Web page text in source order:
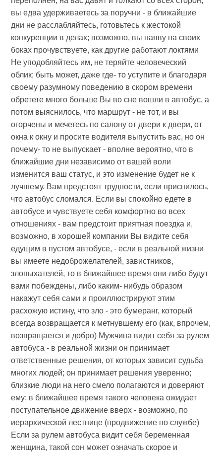
вы едва удерживаетесь за поручни - в ближайшие
дни не расслабляйтесь, готовьтесь к жестокой
конкуренции в делах; возможно, вы наяву на своих
боках прочувствуете, как другие работают локтями
Не уподобляйтесь им, не теряйте человеческий
облик; быть может, даже где- то уступите и благодаря
своему разумному поведению в скором времени
обретете много больше Вы во сне вошли в автобус, а
потом выяснилось, что маршрут - не тот, и вы
огорчены и мечетесь по салону от двери к двери, от
окна к окну и просите водителя выпустить вас, но он
почему- то не выпускает - вполне вероятно, что в
ближайшие дни независимо от вашей воли
изменится ваш статус, и это изменение будет не к
лучшему. Вам предстоят трудности, если приснилось,
что автобус сломался. Если вы спокойно едете в
автобусе и чувствуете себя комфортно во всех
отношениях - вам предстоит приятная поездка и,
возможно, в хорошей компании Вы видите себя
едущим в пустом автобусе, - если в реальной жизни
вы имеете недоброжелателей, завистников,
злопыхателей, то в ближайшее время они либо будут
вами побеждены, либо каким- нибудь образом
накажут себя сами и проиллюстрируют этим
расхожую истину, что зло - это бумеранг, который
всегда возвращается к метнувшему его (как, впрочем,
возвращается и добро) Мужчина видит себя за рулем
автобуса - в реальной жизни он принимает
ответственные решения, от которых зависит судьба
многих людей; он принимает решения уверенно;
близкие люди на него смело полагаются и доверяют
ему; в ближайшее время такого человека ожидает
поступательное движение вверх - возможно, по
иерархической лестнице (продвижение по службе)
Если за рулем автобуса видит себя беременная
женщина, такой сон может означать скорое и